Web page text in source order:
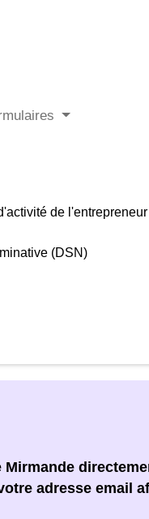
de
(DSN)
adresse email